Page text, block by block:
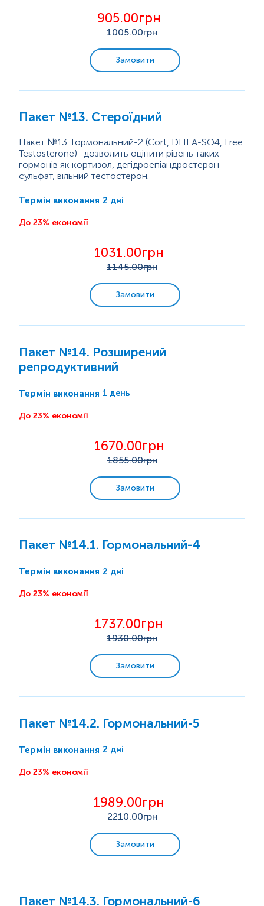
Аналізи для жінок
Аналізи для чоловіків
Усі комплекси
Пренатальна діагностика
Онкологічна діагностика
Інфекційні дослідження
Урогенітальні інфекції
Передопераційні обстеження
Генетичні дослідження
Репродуктивна діагностика
Вуглеводний обмін
Клінічна біохімія
менструальний цикл. У крові чоловіків і...
905.00грн
1005.00грн
Замовити
Пакет №13. Стероїдний
Пакет №13. Гормональний-2 (Cort, DHEA-SO4, Free
Testosterone)- дозволить оцінити рівень таких
гормонів як кортизол, дегідроепіандростерон-
сульфат, вільний тестостерон.
Термін виконання 2 дні
До 23% економії
1031.00грн
1145.00грн
Замовити
Пакет №14. Розширений
репродуктивний
Термін виконання 1 день
До 23% економії
1670.00грн
1855.00грн
Замовити
Пакет №14.1. Гормональний-4
Термін виконання 2 дні
До 23% економії
1737.00грн
1930.00грн
Замовити
Пакет №14.2. Гормональний-5
Термін виконання 2 дні
До 23% економії
1989.00грн
2210.00грн
Замовити
Пакет №14.3. Гормональний-6